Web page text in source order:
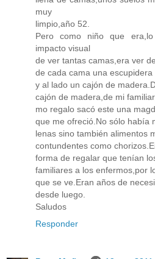
muy
limpio,año 52.
Pero como niño que
impacto visual
de ver tantas camas,era ver
de cada cama una escupidera
y al lado un cajón de
cajón de madera,de mi
mo regalo sacó este una
que me ofreció.No sólo había
lenas sino también alimentos
contundentes como
forma de regalar que tenían
familiares a los enfermos,por
que se ve.Eran años de
desde luego.
Saludos
Responder